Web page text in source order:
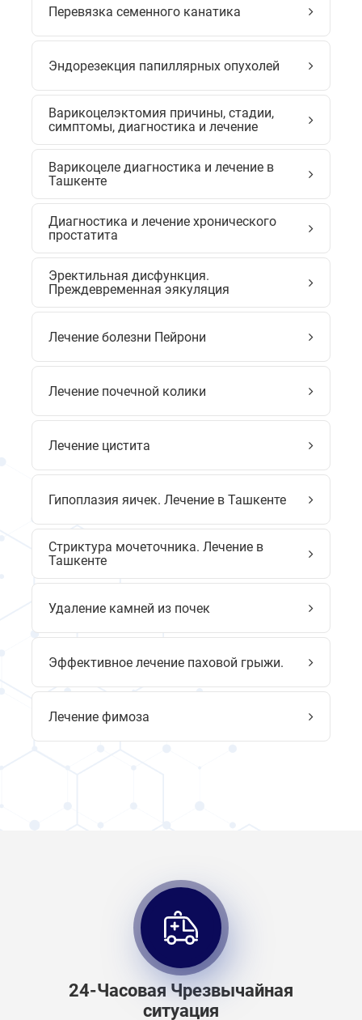
Перевязка семенного канатика
Эндорезекция папиллярных опухолей
Варикоцелэктомия причины, стадии,
симптомы, диагностика и лечение
Варикоцеле диагностика и лечение в
Ташкенте
Диагностика и лечение хронического
простатита
Эректильная дисфункция.
Преждевременная эякуляция
Лечение болезни Пейрони
Лечение почечной колики
Лечение цистита
Гипоплазия яичек. Лечение в Ташкенте
Стриктура мочеточника. Лечение в
Ташкенте
Удаление камней из почек
Эффективное лечение паховой грыжи.
Лечение фимоза
24-Часовая Чрезвычайная
ситуация